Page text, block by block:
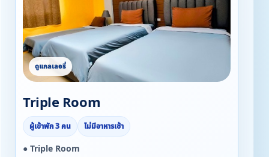
Triple Room
ผู้เข้าพัก 3 คน ไม่มีอาหารเช้า
● Triple Room